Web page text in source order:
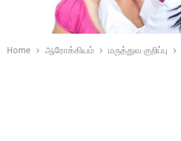
Home ஆரோக்கியம் மருத்துவ குறிப்பு